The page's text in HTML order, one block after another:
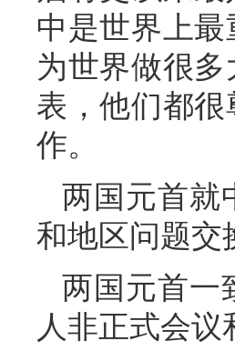
中是世界上
为世界做很
表，他们都
作。
两国元首就
和地区问题交
两国元首一
人非正式会